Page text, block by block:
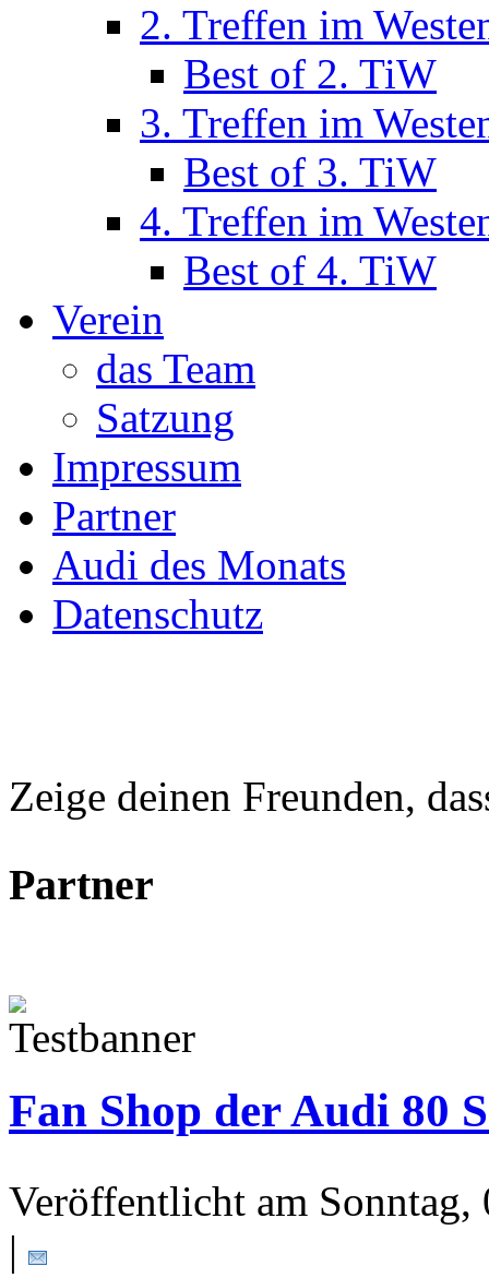
2. Treffen im
Best of 2. TiW
3. Treffen im
Best of 3. TiW
4. Treffen im
Best of 4. TiW
Verein
das Team
Satzung
Impressum
Partner
Audi des Monats
Datenschutz
Zeige deinen Freunden,
Partner
Fan Shop der Audi 80
Veröffentlicht am
|